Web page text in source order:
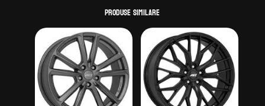
Produse similare